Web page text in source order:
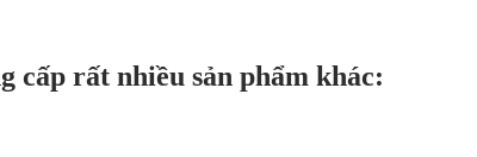
cấp rất nhiều sản phẩm khác: